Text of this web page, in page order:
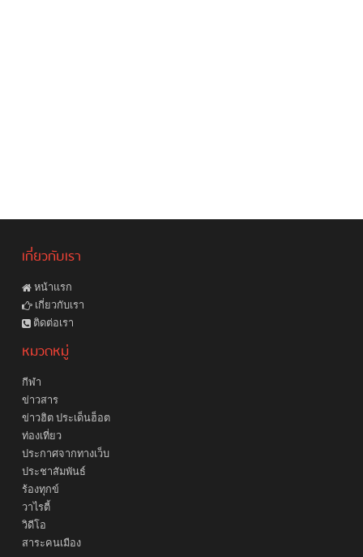
เกี่ยวกับเรา
หน้าแรก
เกี่ยวกับเรา
ติดต่อเรา
หมวดหมู่
กีฬา
ข่าวสาร
ข่าวฮิต ประเด็นฮ็อต
ท่องเที่ยว
ประกาศจากทางเว็บ
ประชาสัมพันธ์
ร้องทุกข์
วาไรตี้
วิดีโอ
สาระคนเมือง